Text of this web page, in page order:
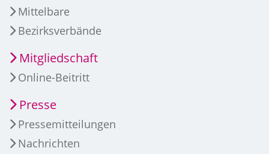
Mittelbare
Bezirksverbände
Mitgliedschaft
Online-Beitritt
Presse
Pressemitteilungen
Nachrichten